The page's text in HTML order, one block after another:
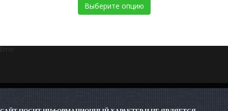
Выберите опцию
Error